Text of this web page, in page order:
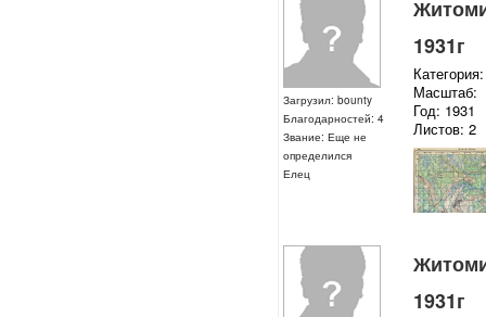
Загрузил: bounty
Благодарностей: 4
Звание: Еще не
определился
Елец
1931г
Масштаб:
Год: 1931
Листов: 2
1931г